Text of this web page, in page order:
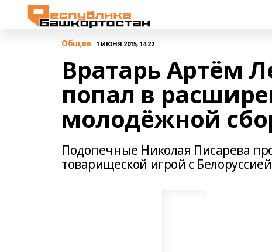
Общее 1 ИЮНЯ 2015, 14:22
Вратарь Артём
попал в
молодёжной
Подопечные Николая Писарева
товарищеской игрой с